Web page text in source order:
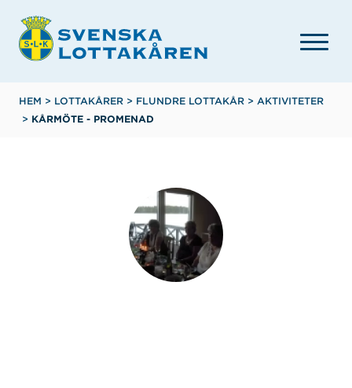
huvudinnehåll
Länkstig
HEM > LOTTAKÅRER > FLUNDRE LOTTAKÅR > AKTIVITETER
> KÅRMÖTE - PROMENAD